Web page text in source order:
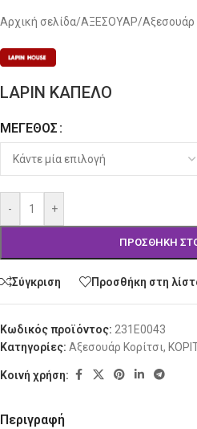
Αρχική σελίδα/ΑΞΕΣΟΥΑΡ/Αξεσουάρ
LAPIN ΚΑΠΕΛΟ
ΜΈΓΕΘΟΣ
- +
ΠΡΟΣΘΉΚΗ
Alternative:
Σύγκριση Προσθήκη στη
Κωδικός προϊόντος: 231E0043
Κατηγορίες: Αξεσουάρ Κορίτσι,
Κοινή χρήση:
Περιγραφή